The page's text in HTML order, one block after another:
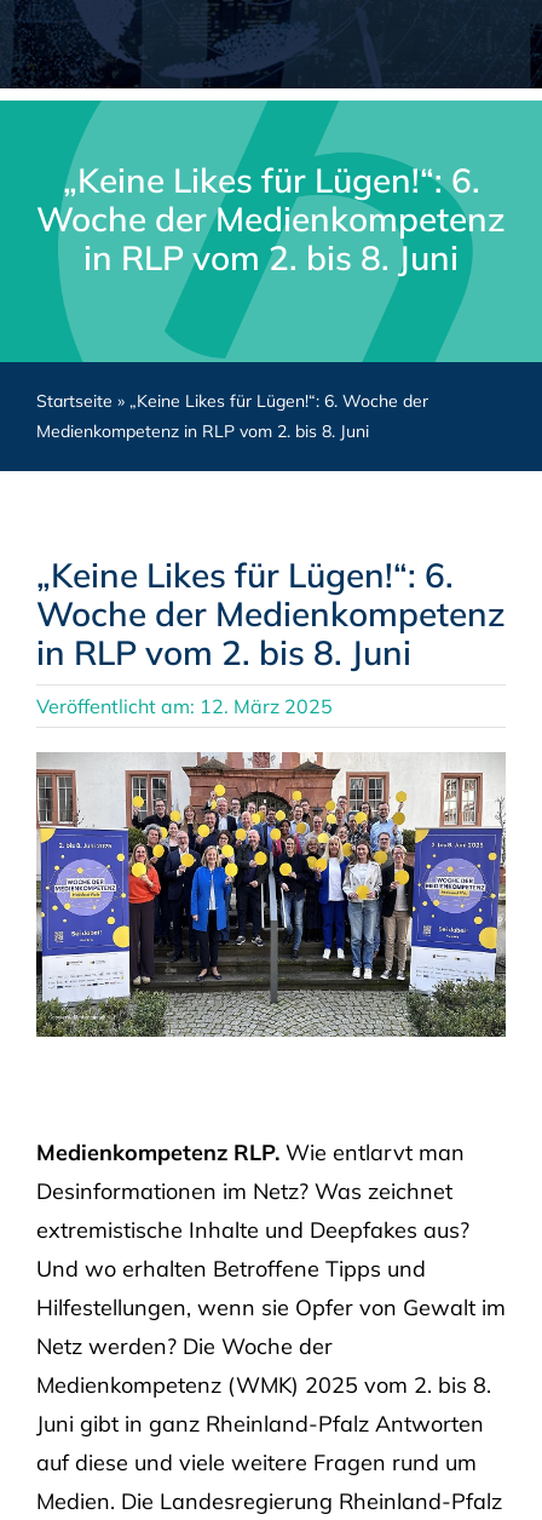
„Keine Likes für Lügen!“: 6.
Woche der Medienkompetenz
in RLP vom 2. bis 8. Juni
Startseite » „Keine Likes für Lügen!“: 6. Woche der
Medienkompetenz in RLP vom 2. bis 8. Juni
„Keine Likes für Lügen!“: 6.
Woche der Medienkompetenz
in RLP vom 2. bis 8. Juni
Veröffentlicht am: 12. März 2025
Medienkompetenz RLP.Wie entlarvt man
Desinformationen im Netz? Was zeichnet
extremistische Inhalte und Deepfakes aus?
Und wo erhalten Betroffene Tipps und
Hilfestellungen, wenn sie Opfer von Gewalt im
Netz werden? Die Woche der
Medienkompetenz (WMK) 2025 vom 2. bis 8.
Juni gibt in ganz Rheinland-Pfalz Antworten
auf diese und viele weitere Fragen rund um
Medien. Die Landesregierung Rheinland-Pfalz